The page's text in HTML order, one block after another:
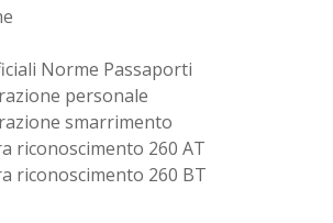
Norme Passaporti
personale
smarrimento
riconoscimento 260 AT
riconoscimento 260 BT